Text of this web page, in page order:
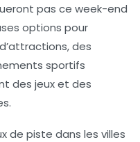
pas ce week-end
options pour
des
sportifs
des jeux et des
de piste dans les villes